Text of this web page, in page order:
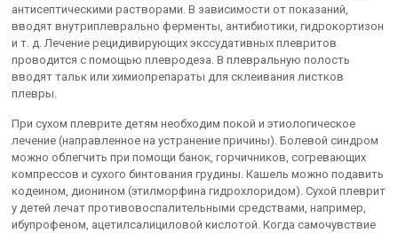
антисептическими растворами. В зависимости от показаний,
вводят внутриплеврально ферменты, антибиотики, гидрокортизон
и т. д. Лечение рецидивирующих экссудативных плевритов
проводится с помощью плевродеза. В плевральную полость
вводят тальк или химиопрепараты для склеивания листков
плевры.
При сухом плеврите детям необходим покой и этиологическое
лечение (направленное на устранение причины). Болевой синдром
можно облегчить при помощи банок, горчичников, согревающих
компрессов и сухого бинтования грудины. Кашель можно подавить
кодеином, дионином (этилморфина гидрохлоридом). Сухой плеврит
у детей лечат противовоспалительными средствами, например,
ибупрофеном, ацетилсалициловой кислотой. Когда самочувствие